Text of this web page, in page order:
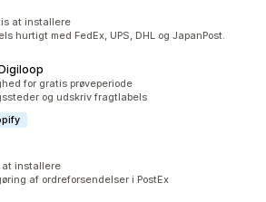
i altat installere
hurtigt med FedEx, UPS, DHL og JapanPost.
alt for gratis prøveperiode
og udskriv fragtlabels
alt
at installere
af ordreforsendelser i PostEx